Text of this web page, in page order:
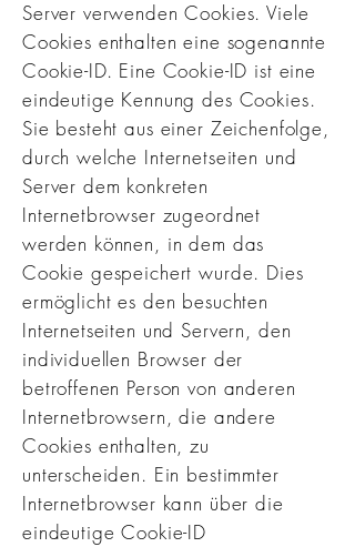
Server verwenden Cookies. Viele
Cookies enthalten eine sogenannte
Cookie-ID. Eine Cookie-ID ist eine
eindeutige Kennung des Cookies.
Sie besteht aus einer Zeichenfolge,
durch welche Internetseiten und
Server dem konkreten
Internetbrowser zugeordnet
werden können, in dem das
Cookie gespeichert wurde. Dies
ermöglicht es den besuchten
Internetseiten und Servern, den
individuellen Browser der
betroffenen Person von anderen
Internetbrowsern, die andere
Cookies enthalten, zu
unterscheiden. Ein bestimmter
Internetbrowser kann über die
eindeutige Cookie-ID